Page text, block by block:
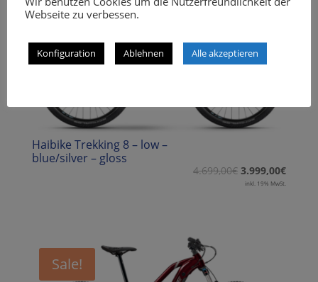
Sale!
Haibike Trekking 8 – low –
blue/silver – gloss
4.699,00€ 3.999,00€
inkl. 19% MwSt.
Sale!
Webseite zu verbessen.
Konfiguration Ablehnen Alle akzeptieren